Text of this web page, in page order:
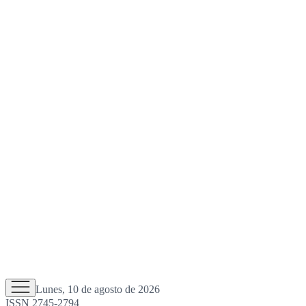
Lunes, 10 de agosto de 2026
ISSN 2745-2794